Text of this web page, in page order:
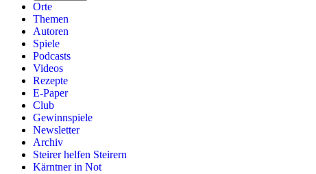
Orte
Themen
Autoren
Spiele
Podcasts
Videos
Rezepte
E-Paper
Club
Gewinnspiele
Newsletter
Archiv
Steirer helfen Steirern
Kärntner in Not